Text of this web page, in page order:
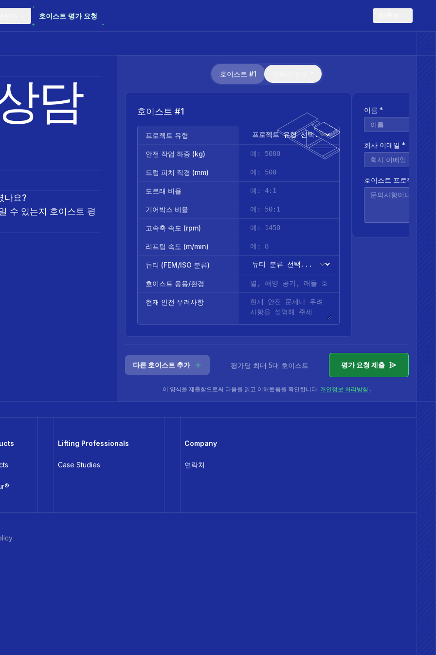
호이스트 평가 요청
담
나요?
수 있는지 호이스트 평
호이스트 #1
호이스트 #1
프로젝트 유형
안전 작업 하중 (kg)
드럼 피치 직경 (mm)
도르래 비율
기어박스 비율
고속축 속도 (rpm)
리프팅 속도 (m/min)
듀티 (FEM/ISO 분류)
호이스트 응용/환경
현재 안전 우려사항
이름 *
회사 이메일 *
호이스트 프로젝트에
다른 호이스트 추가 평가당 최대 5대 호이스트 평가 요청 제출
이 양식을 제출함으로써 다음을 읽고 이해했음을 확인합니다: 개인정보 처리방침 .
Lifting Professionals
Case Studies
Company
연락처